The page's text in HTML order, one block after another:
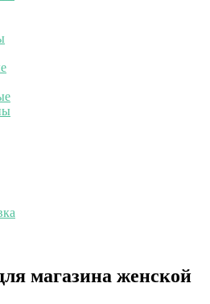
магазина женской